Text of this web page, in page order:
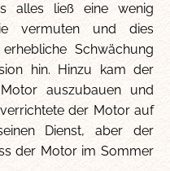
alles ließ eine wenig
vermuten und dies
Schwächung
hin. Hinzu kam der
auszubauen und
der Motor auf
Dienst, aber der
der Motor im Sommer